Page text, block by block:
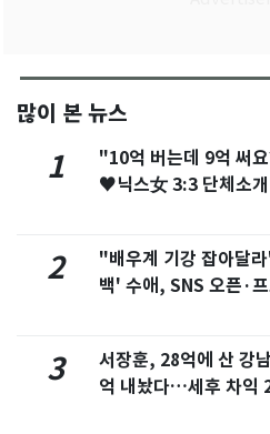
많이 본 뉴스
1
"10억 버는데 9억 써
♥닉스女 3:3 단체소
2
"배우계 기강 잡아달
백' 수애, SNS 오픈·
3
서장훈, 28억에 산 강
억 내놨다…세후 차익